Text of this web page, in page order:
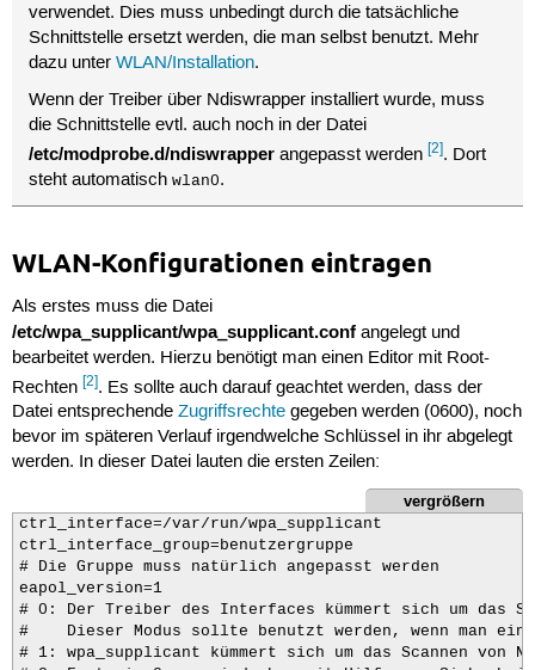
verwendet. Dies muss unbedingt durch die tatsächliche
Schnittstelle ersetzt werden, die man selbst benutzt. Mehr
dazu unterWLAN/Installation.
Wenn der Treiber über Ndiswrapper installiert wurde, muss
die Schnittstelle evtl. auch noch in der Datei
/etc/modprobe.d/ndiswrapper angepasst werden[2]. Dort
steht automatischwlan0.
WLAN-Konfigurationen eintragen
Als erstes muss die Datei
/etc/wpa_supplicant/wpa_supplicant.confangelegt und
bearbeitet werden. Hierzu benötigt man einen Editor mit Root-
Rechten [2]. Es sollte auch darauf geachtet werden, dass der
Datei entsprechende Zugriffsrechtegegeben werden (0600), noch
bevor im späteren Verlauf irgendwelche Schlüssel in ihr abgelegt
werden. In dieser Datei lauten die ersten Zeilen:
vergrößern
ctrl_interface=/var/run/wpa_supplicant
ctrl_interface_group=benutzergruppe
# Die Gruppe muss natürlich angepasst werden
eapol_version=1
# 0: Der Treiber des Interfaces kümmert sich um das
#    Dieser Modus sollte benutzt werden, wenn man
# 1: wpa_supplicant kümmert sich um das Scannen von